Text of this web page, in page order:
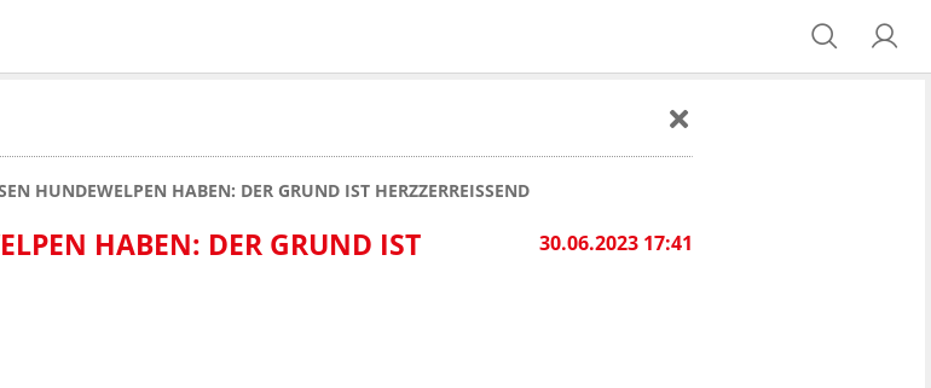
HUNDEWELPEN HABEN: DER GRUND IST HERZZERREISSEND
30.06.2023 17:41
HABEN: DER GRUND IST